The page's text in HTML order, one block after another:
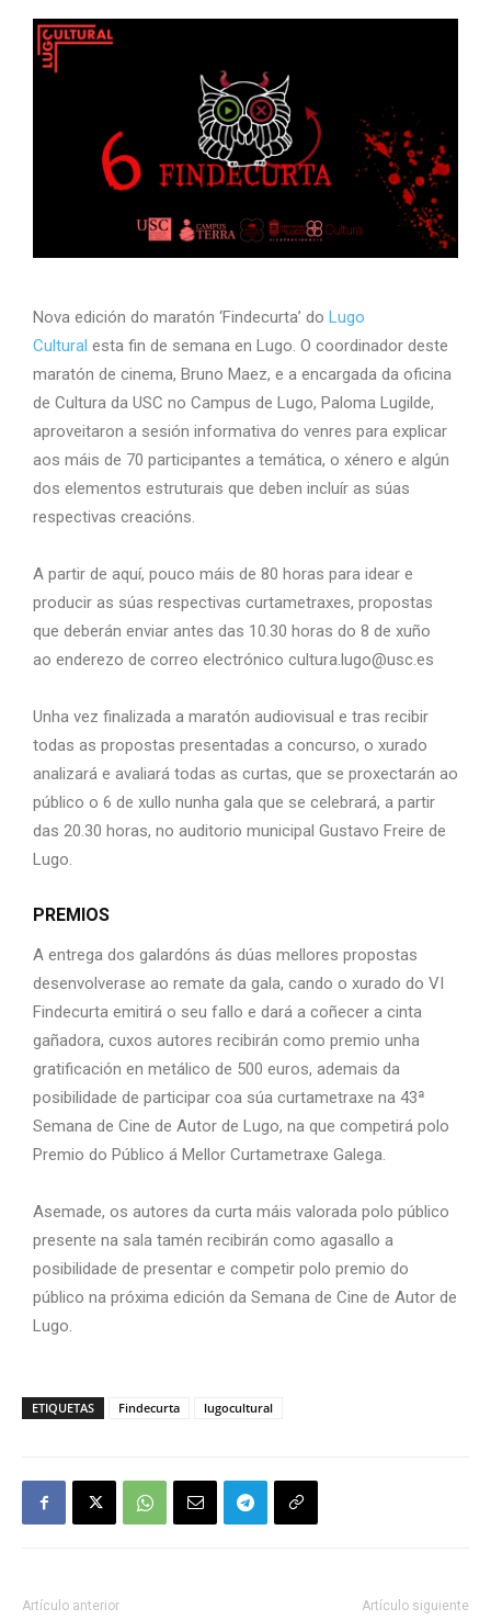
Nova edición do maratón ‘Findecurta’ do Lugo
Cultural esta fin de semana en Lugo. O coordinador deste
maratón de cinema, Bruno Maez, e a encargada da oficina
de Cultura da USC no Campus de Lugo, Paloma Lugilde,
aproveitaron a sesión informativa do venres para explicar
aos máis de 70 participantes a temática, o xénero e algún
dos elementos estruturais que deben incluír as súas
respectivas creacións.
A partir de aquí, pouco máis de 80 horas para idear e
producir as súas respectivas curtametraxes, propostas
que deberán enviar antes das 10.30 horas do 8 de xuño
ao enderezo de correo electrónico cultura.lugo@usc.es
Unha vez finalizada a maratón audiovisual e tras recibir
todas as propostas presentadas a concurso, o xurado
analizará e avaliará todas as curtas, que se proxectarán ao
público o 6 de xullo nunha gala que se celebrará, a partir
das 20.30 horas, no auditorio municipal Gustavo Freire de
Lugo.
PREMIOS
A entrega dos galardóns ás dúas mellores propostas
desenvolverase ao remate da gala, cando o xurado do VI
Findecurta emitirá o seu fallo e dará a coñecer a cinta
gañadora, cuxos autores recibirán como premio unha
gratificación en metálico de 500 euros, ademais da
posibilidade de participar coa súa curtametraxe na 43ª
Semana de Cine de Autor de Lugo, na que competirá polo
Premio do Público á Mellor Curtametraxe Galega.
Asemade, os autores da curta máis valorada polo público
presente na sala tamén recibirán como agasallo a
posibilidade de presentar e competir polo premio do
público na próxima edición da Semana de Cine de Autor de
Lugo.
ETIQUETAS Findecurta lugocultural
Artículo anterior Artículo siguiente